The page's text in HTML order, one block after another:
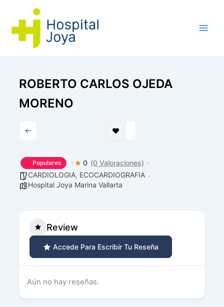
contenido
ROBERTO CARLOS OJEDA
MORENO
Populares 0 (0 Valoraciones)
CARDIOLOGIA, ECOCARDIOGRAFIA
Hospital Joya Marina Vallarta
Review
Accede Para Escribir Tu Reseña
Aún no hay reseñas.